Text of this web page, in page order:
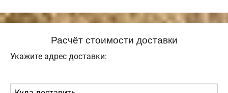
Расчёт стоимости доставки
Укажите адрес доставки: